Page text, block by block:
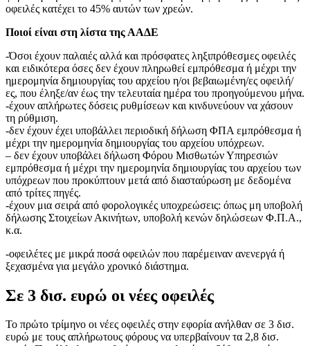
οφειλές κατέχει το 45% αυτών των χρεών.
Ποιοί είναι στη λίστα της ΑΑΔΕ
-Όσοι έχουν παλαιές αλλά και πρόσφατες ληξιπρόθεσμες οφειλές
και ειδικότερα όσες δεν έχουν πληρωθεί εμπρόθεσμα ή μέχρι την
ημερομηνία δημιουργίας του αρχείου η/οι βεβαιωμένη/ες οφειλή/
ες, που έληξε/αν έως την τελευταία ημέρα του προηγούμενου μήνα.
-έχουν απλήρωτες δόσεις ρυθμίσεων και κινδυνεύουν να χάσουν
τη ρύθμιση.
-δεν έχουν έχει υποβάλλει περιοδική δήλωση ΦΠΑ εμπρόθεσμα ή
μέχρι την ημερομηνία δημιουργίας του αρχείου υπόχρεων.
– δεν έχουν υποβάλει δήλωση Φόρου Μισθωτών Υπηρεσιών
εμπρόθεσμα ή μέχρι την ημερομηνία δημιουργίας του αρχείου των
υπόχρεων που προκύπτουν μετά από διασταύρωση με δεδομένα
από τρίτες πηγές.
-έχουν μια σειρά από φορολογικές υποχρεώσεις: όπως μη υποβολή
δήλωσης Στοιχείων Ακινήτων, υποβολή κενών δηλώσεων Φ.Π.Α.,
κ.α.
-οφειλέτες με μικρά ποσά οφειλών που παρέμειναν ανενεργά ή
ξεχασμένα για μεγάλο χρονικό διάστημα.
Σε 3 δισ. ευρώ οι νέες οφειλές
Το πρώτο τρίμηνο οι νέες οφειλές στην εφορία ανήλθαν σε 3 δισ.
ευρώ με τους απλήρωτους φόρους να υπερβαίνουν τα 2,8 δισ.